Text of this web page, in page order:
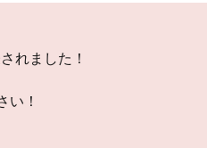
れました！
い！